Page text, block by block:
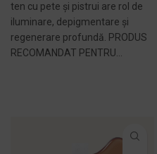
ten cu pete și pistrui are rol de
iluminare, depigmentare și
regenerare profundă. PRODUS
RECOMANDAT PENTRU...